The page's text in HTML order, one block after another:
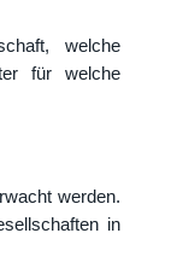
welche
für welche
werden.
in